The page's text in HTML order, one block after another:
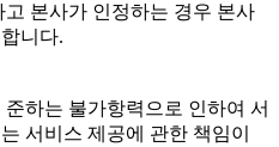
본사가 인정하는 경우 본사
니다.
하는 불가항력으로 인하여 서
서비스 제공에 관한 책임이